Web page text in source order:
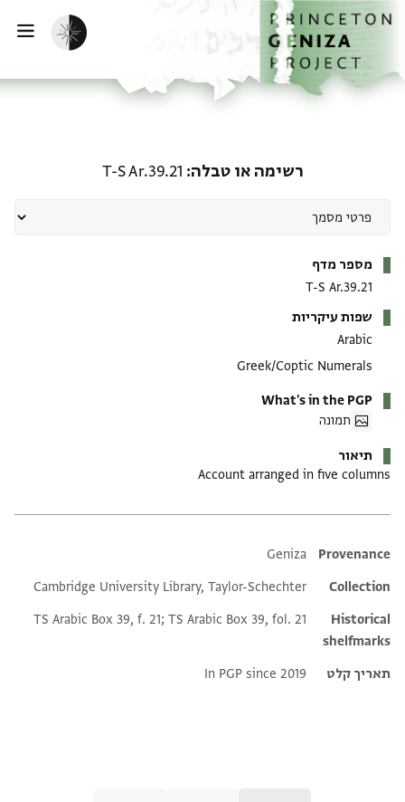
לתוכןהבית
הפעלת מצב כהה
רשימה או טבלה T-S Ar.39.21
מספר מדף
T-S Ar.39.21
שפות עיקריות
Arabic
Greek/Coptic Numerals
What's in the PGP
תמונה
תיאור
Account arranged in five columns
Additional metadata
Provenance
Geniza
Collection
Cambridge University Library, Taylor-Schechter
Historical
shelfmarks
TS Arabic Box 39, f. 21; TS Arabic Box 39, fol. 21
תאריך קלט In PGP since 2019